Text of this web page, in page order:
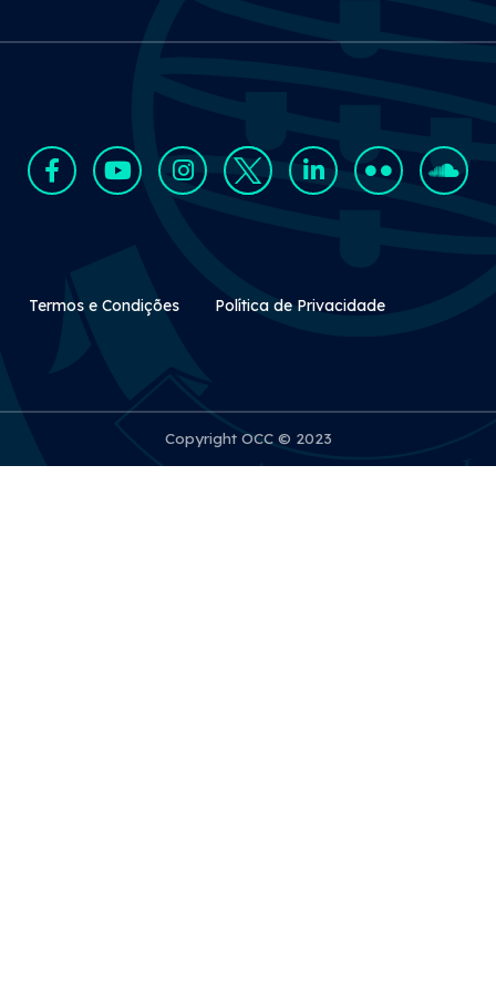
Rodapé Secundário
Termos e Condições Política de Privacidade
Copyright OCC © 2023